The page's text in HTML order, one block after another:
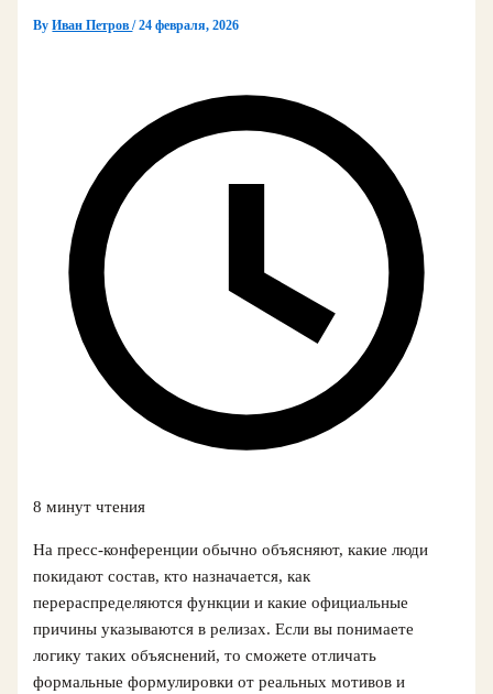
ByИван Петров/24 февраля, 2026
8 минут чтения
На пресс-конференции обычно объясняют, какие люди
покидают состав, кто назначается, как
перераспределяются функции и какие официальные
причины указываются в релизах. Если вы понимаете
логику таких объяснений, то сможете отличать
формальные формулировки от реальных мотивов и